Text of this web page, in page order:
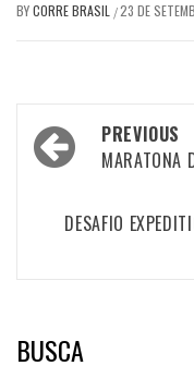
BYCORRE BRASIL /23 DE
Post
navigation
PREVIOUS
MARATONA
DESAFIO
BUSCA